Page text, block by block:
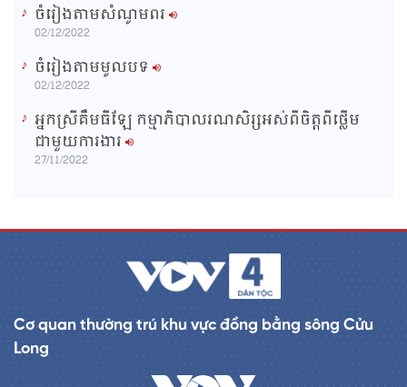
ចំរៀងតាមសំណូមពរ
02/12/2022
ចំរៀងតាមមូលបទ
02/12/2022
អ្នកស្រីគឹមធីឡែ កម្មាភិបាលរណសិរ្សអស់ពីចិត្តពីថ្លើម
ជាមួយការងារ
27/11/2022
Cơ quan thường trú khu vực đồng bằng sông Cửu
Long